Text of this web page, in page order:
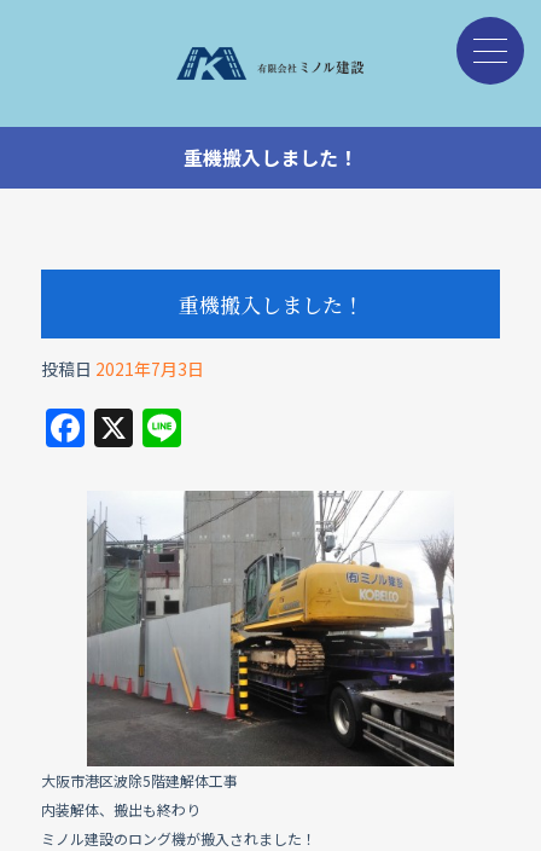
重機搬入しました！
重機搬入しました！
投稿日 2021年7月3日
F
a
c
e
b
o
o
k
X Li
e
大阪市港区波除5階建解体工事
内装解体、搬出も終わり
ミノル建設のロング機が搬入されました！